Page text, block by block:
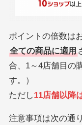
ポイントの倍数は
全ての商品に適用
合、1～4店舗目の
す。）
ただし11店舗以降
注意事項は次の通